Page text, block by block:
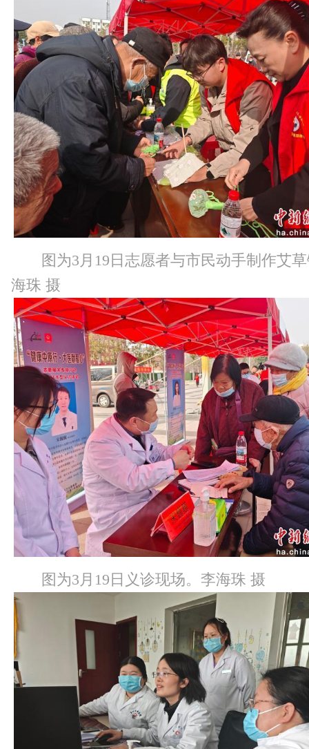
图为3月19日志愿者与市民动手制作艾
海珠 摄
图为3月19日义诊现场。李海珠 摄